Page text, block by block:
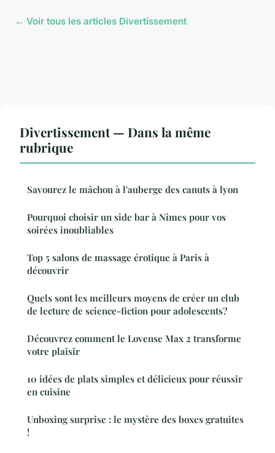
← Voir tous les articles Divertissement
Divertissement — Dans la même
rubrique
Savourez le mâchon à l'auberge des canuts à lyon
Pourquoi choisir un side bar à Nîmes pour vos
soirées inoubliables
Top 5 salons de massage érotique à Paris à
découvrir
Quels sont les meilleurs moyens de créer un club
de lecture de science-fiction pour adolescents?
Découvrez comment le Lovense Max 2 transforme
votre plaisir
10 idées de plats simples et délicieux pour réussir
en cuisine
Unboxing surprise : le mystère des boxes gratuites
!